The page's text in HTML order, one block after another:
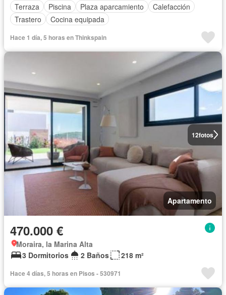
Terraza
Piscina Plaza aparcamiento
Calefacción
Trastero
Cocina equipada
Hace 1 día, 5 horas en Thinkspain
12fotos
Apartamento
470.000 €
Moraira, la Marina Alta
3 Dormitorios
2 Baños 218 m²
Hace 4 días, 5 horas en Pisos - 530971